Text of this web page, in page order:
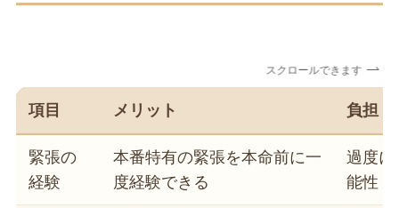
スクロールできます
項目 メリット 負担・
緊張の
経験
本番特有の緊張を本命前に一
度経験できる
過度に
能性